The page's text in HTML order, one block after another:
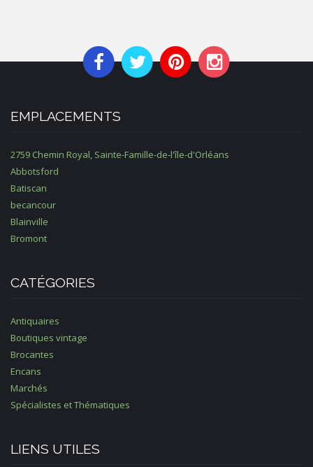
EMPLACEMENTS
2759 Chemin Royal, Sainte-Famille-de-l'île-d'Orléans
Abbotsford
Batiscan
becancour
Blainville
Bromont
CATÉGORIES
Antiquaires
Boutiques vintage
Brocantes
Encans
Marchés
Spécialistes et Thématiques
LIENS UTILES